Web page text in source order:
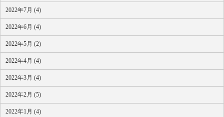
2022年7月 (4)
2022年6月 (4)
2022年5月 (2)
2022年4月 (4)
2022年3月 (4)
2022年2月 (5)
2022年1月 (4)